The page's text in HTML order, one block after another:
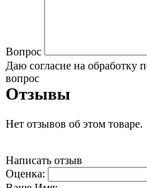
Вопрос
Даю согласие на обработку
вопрос
Отзывы
Нет отзывов об этом товаре.
Написать отзыв
Оценка: